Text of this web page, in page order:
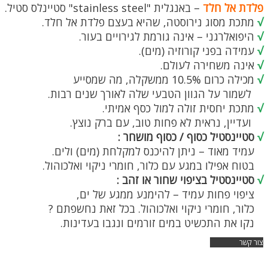
פלדת אל חלד – באנגלית "stainless steel" סטיינלס סטיל.
√ מתכת מסוג נירוסטה, שהיא בעצם פלדת אל חלד.
√ היפואלרגני – אינה גורמת לגירויים בעור.
√ עמידה בפני קורוזיה (מים).
√ אינה משחירה לעולם.
√ מכילה כרום 10.5% ממשקלה, מה שמסייע
לשמור על הגוון הטבעי שלה לאורך שנים רבות.
√ מתכת יחסית זולה למול כסף אמיתי.
ועדיין, נראית לא פחות טוב, עם ברק נוצץ.
√ סטיינסטיל כסוף / כסוף מושחר :
עמיד מאוד – ניתן להיכנס למקלחת (מים) ולים.
בטוח אפילו במגע עם כלור, חומרי ניקוי ואלכוהול.
√ סטיינסטיל בציפוי שחור או זהב :
ציפוי פחות עמיד – להימנע ממגע של ים,
כלור, חומרי ניקוי ואלכוהול. בכל זאת נחשפתם ?
נקו את התכשיט במים זורמים ונגבו בעדינות.
צור קשר